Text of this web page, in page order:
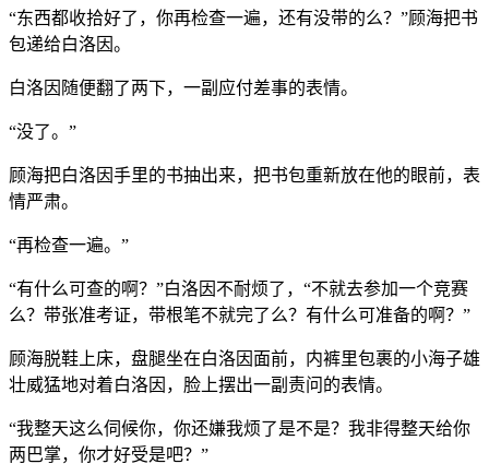
“东西都收拾好了，你再检查一遍，还有没带的么？”顾海把书
包递给白洛因。
白洛因随便翻了两下，一副应付差事的表情。
“没了。”
顾海把白洛因手里的书抽出来，把书包重新放在他的眼前，表
情严肃。
“再检查一遍。”
“有什么可查的啊？”白洛因不耐烦了，“不就去参加一个竞赛
么？带张准考证，带根笔不就完了么？有什么可准备的啊？”
顾海脱鞋上床，盘腿坐在白洛因面前，内裤里包裹的小海子雄
壮威猛地对着白洛因，脸上摆出一副责问的表情。
“我整天这么伺候你，你还嫌我烦了是不是？我非得整天给你
两巴掌，你才好受是吧？”